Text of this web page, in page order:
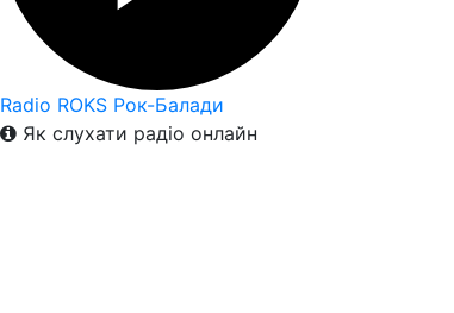
Radio ROKS Рок-Балади
Як слухати радіо онлайн